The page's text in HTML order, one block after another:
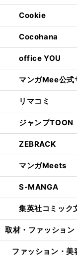
Cookie
Cocohana
office YOU
マンガMee公式
リマコミ
ジャンプTOON
ZEBRACK
マンガMeets
S-MANGA
集英社コミック
取材・ファッション
ファッション・美